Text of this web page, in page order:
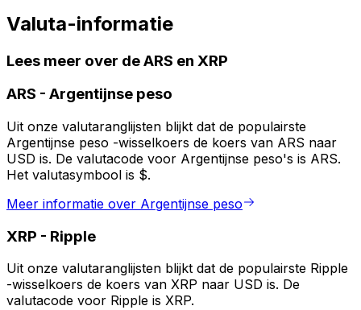
Valuta-informatie
Lees meer over de ARS en XRP
ARS - Argentijnse peso
Uit onze valutaranglijsten blijkt dat de populairste
Argentijnse peso -wisselkoers de koers van ARS naar
USD is. De valutacode voor Argentijnse peso's is ARS.
Het valutasymbool is $.
Meer informatie over Argentijnse peso
XRP - Ripple
Uit onze valutaranglijsten blijkt dat de populairste Ripple
-wisselkoers de koers van XRP naar USD is. De
valutacode voor Ripple is XRP.